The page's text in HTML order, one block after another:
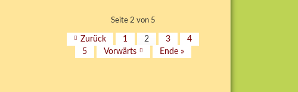
in
Glanz
Seite 2 von 5
Zurück 1 2 3
4
5
Vorwärts Ende »